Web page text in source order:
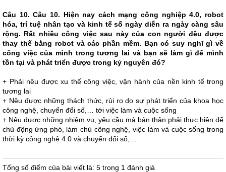
Câu 10. Câu 10. Hiện nay cách mạng công nghiệp 4.0, robot
hóa, trí tuệ nhân tạo và kinh tế số ngày diễn ra ngày càng sâu
rộng. Rất nhiều công việc sau này của con người đều được
thay thế bằng robot và các phần mềm. Bạn có suy nghĩ gì về
công việc của mình trong tương lai và bạn sẽ làm gì để mình
tồn tại và phát triển được trong kỷ nguyên đó?
+ Phải nêu được xu thế công việc, vận hành của nền kinh tế trong
tương lai
+ Nêu được những thách thức, rủi ro do sự phát triển của khoa học
công nghệ, chuyển đổi số,… tới việc làm và cuộc sống
+ Nêu được những nhiệm vụ, yêu cầu mà bản thân phải thực hiện để
chủ động ứng phó, làm chủ công nghệ, việc làm và cuộc sống trong
thời kỳ công nghệ 4.0 và chuyển đổi số,…
Tổng số điểm của bài viết là: 5 trong 1 đánh giá